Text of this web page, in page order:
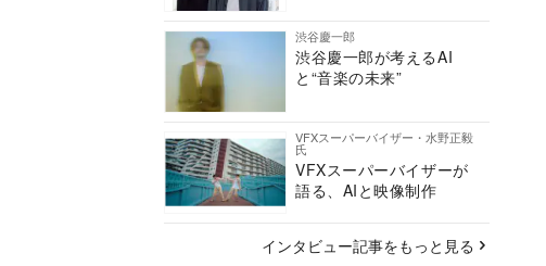
渋谷慶一郎
渋谷慶一郎が考えるAI
と“音楽の未来”
VFXスーパーバイザー・水野正毅
氏
VFXスーパーバイザーが
語る、AIと映像制作
インタビュー記事をもっと見る